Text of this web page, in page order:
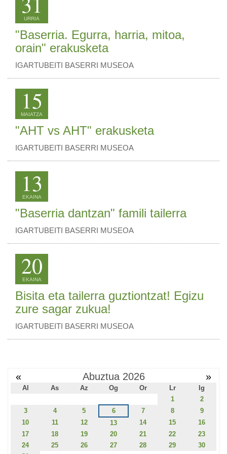
URRIA
"Baserria. Egurra, harria, mitoa,
orain" erakusketa
IGARTUBEITI BASERRI MUSEOA
15
MAIATZA
"AHT vs AHT" erakusketa
IGARTUBEITI BASERRI MUSEOA
13
EKAINA
"Baserria dantzan" famili tailerra
IGARTUBEITI BASERRI MUSEOA
20
EKAINA
Bisita eta tailerra guztiontzat! Egizu
zure sagar zukua!
IGARTUBEITI BASERRI MUSEOA
« Abuztua 2026 »
Al As Az Og Or Lr
Ig
1
2
3
4 5 6 7 8
9
10
11 12 13 14 15
16
17
18 19 20 21 22
23
24
25 26 27 28 29
30